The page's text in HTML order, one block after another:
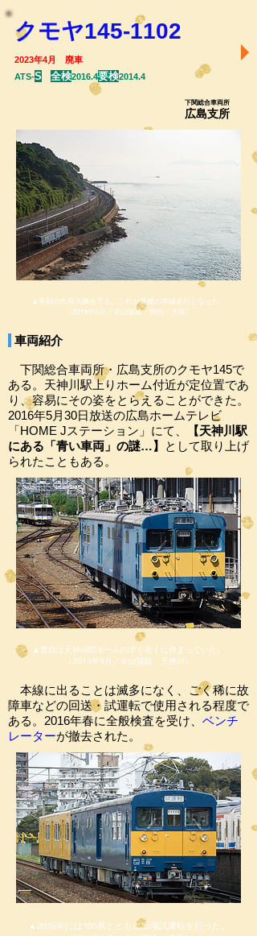
クモヤ145-1102
2023年4月 廃車
ATS-S 全検2016.4要検2014.4
下関総合車両所
広島支所
▲早朝の大島大橋を下る。これが最後の本線走行となった。
（2019年6月／＠山陽線 神代～大畠）
車両紹介
下関総合車両所・広島支所のクモヤ145で
ある。天神川駅上りホーム付近が定位置であ
り、容易にその姿をとらえることができた。
2016年5月30日放送の広島ホームテレビ
「HOME Jステーション」にて、
【天神川駅
にある「青い車両」の謎…】
として取り上げ
られたこともある。
▲普段は天神川駅ホームのすぐ近くに停まっていた。
（2013年9月／＠山陽線 天神川）
本線に出ることは滅多になく、ごく稀に故
障車などの回送・試運転で使用される程度で
ある。2016年春に全般検査を受け、 ベンチ
レーターが撤去された。
▲2016年には105系とともに出場試運転を行った。